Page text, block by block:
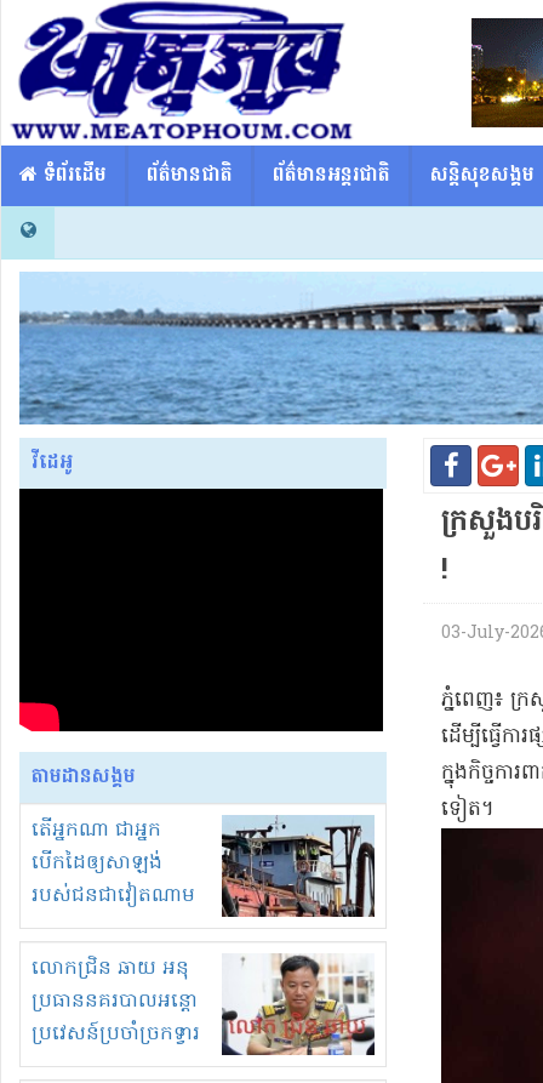
​​ ទំព័រដើម ព័ត៌មានជាតិ ព័ត៌មានអន្តរជាតិ សន្តិសុខសង្គម
វីដេអូ
តាមដានសង្គម
តើអ្នកណា ជាអ្នក
បើកដៃឲ្យសាឡង់
របស់ជនជាវៀតណាម
ចូល មកខុស
ច្បាប់លួចបូមខ្សាច់នៅ
ក្នុងប្រទេសកម្ពុជា
លោកជ្រិន ឆាយ អនុ
ប្រធាននគរបាលអន្តោ
ប្រវេសន៍ប្រចាំច្រកទ្វារ
ព្រំដែនភ្នំឌិន និងឈ្មួញ
ក្រសួងប
!
03-July-
ភ្នំពេញ​៖ ក្
ដើម្បី​ធ្វើក
ក្នុង​កិច្ចកា
ទៀត​។